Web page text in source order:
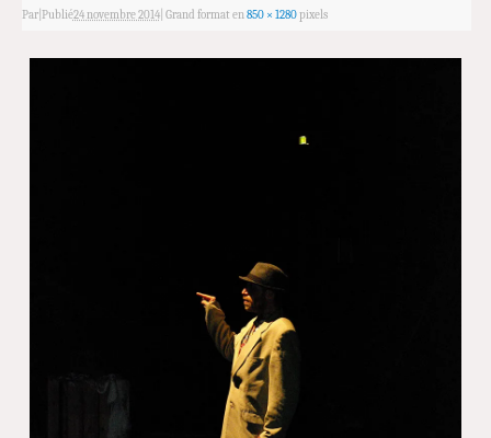
Par| Publié24 novembre 2014| Grand format en850 × 1280pixels